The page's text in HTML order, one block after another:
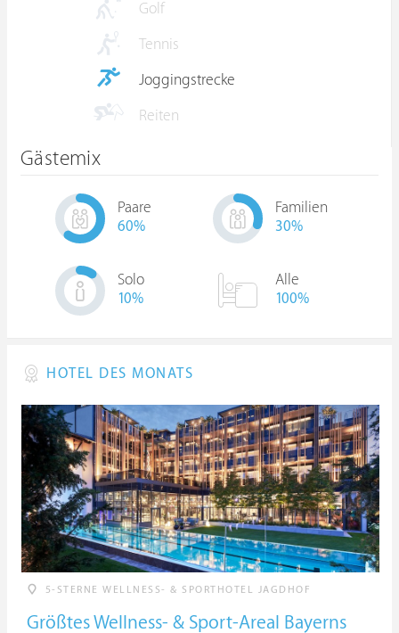
Golf
Tennis
Joggingstrecke
Reiten
Gästemix
Paare
60%
Familien
30%
Solo
10%
Alle
100%
HOTEL DES MONATS
5-STERNE WELLNESS- & SPORTHOTEL JAGDHOF
Größtes Wellness- & Sport-Areal Bayerns